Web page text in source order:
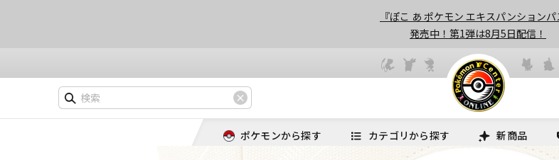
『ぽこ あ ポケモン エキスパンションパ
発売中！第1弾は8月5日配信！
ポケモンから探す カテゴリから探す 新商品